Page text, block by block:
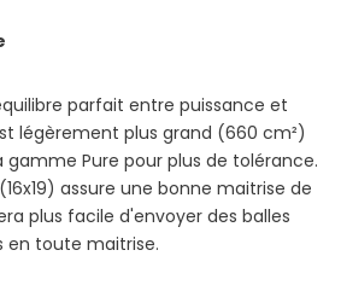
parfait entre puissance et
légèrement plus grand (660 cm²)
gamme Pure pour plus de tolérance.
assure une bonne maitrise de
plus facile d'envoyer des balles
en toute maitrise.